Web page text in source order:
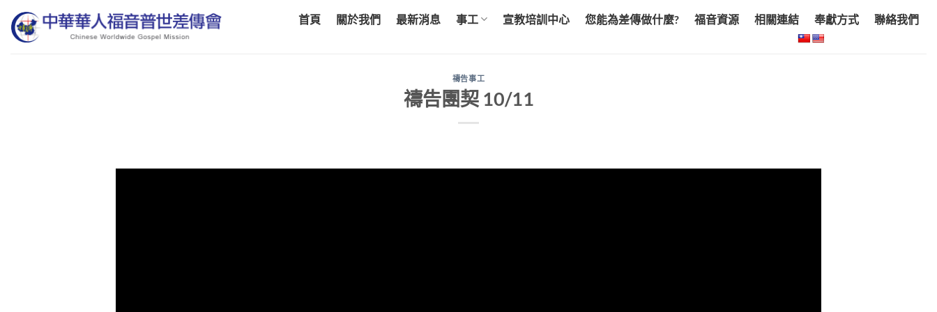
content
首頁 關於我們 最新消息 事工 宣教培訓中心 您能為差傳做什麼? 福音資源 相關連結 奉獻方式 聯絡我們
禱告事工
禱告團契 10/11